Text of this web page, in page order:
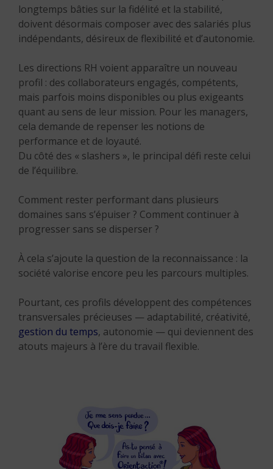
longtemps bâties sur la fidélité et la stabilité,
doivent désormais composer avec des salariés plus
indépendants, désireux de flexibilité et d’autonomie.
Les directions RH voient apparaître un nouveau
profil : des collaborateurs engagés, compétents,
mais parfois moins disponibles ou plus exigeants
quant au sens de leur mission. Pour les managers,
cela demande de repenser les notions de
performance et de loyauté.
Du côté des « slashers », le principal défi reste celui
de l’équilibre.
Comment rester performant dans plusieurs
domaines sans s’épuiser ? Comment continuer à
progresser sans se disperser ?
À cela s’ajoute la question de la reconnaissance : la
société valorise encore peu les parcours multiples.
Pourtant, ces profils développent des compétences
transversales précieuses — adaptabilité, créativité,
gestion du temps, autonomie — qui deviennent des
atouts majeurs à l’ère du travail flexible.